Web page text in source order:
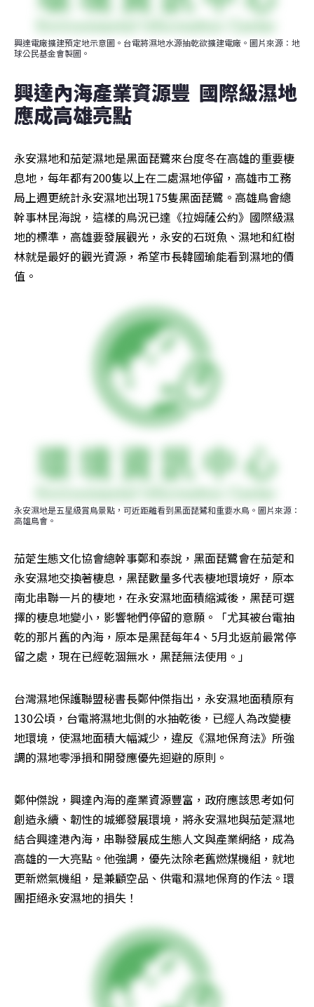
興達電廠擴建預定地示意圖。台電將濕地水源抽乾欲擴建電廠。圖片來源：地
球公民基金會製圖。
興達內海產業資源豐  國際級濕地
應成高雄亮點
永安濕地和茄萣濕地是黑面琵鷺來台度冬在高雄的重要棲
息地，每年都有200隻以上在二處濕地停留，高雄市工務
局上週更統計永安濕地出現175隻黑面琵鷺。高雄鳥會總
幹事林昆海說，這樣的鳥況已達《拉姆薩公約》國際級濕
地的標準，高雄要發展觀光，永安的石斑魚、濕地和紅樹
林就是最好的觀光資源，希望市長韓國瑜能看到濕地的價
值。
永安濕地是五星級賞鳥景點，可近距離看到黑面琵鷺和重要水鳥。圖片來源：
高雄鳥會。
茄萣生態文化協會總幹事鄭和泰說，黑面琵鷺會在茄萣和
永安濕地交換著棲息，黑琵數量多代表棲地環境好，原本
南北串聯一片的棲地，在永安濕地面積縮減後，黑琵可選
擇的棲息地變小，影響牠們停留的意願。「尤其被台電抽
乾的那片舊的內海，原本是黑琵每年4、5月北返前最常停
留之處，現在已經乾涸無水，黑琵無法使用。」
台灣濕地保護聯盟秘書長鄭仲傑指出，永安濕地面積原有
130公頃，台電將濕地北側的水抽乾後，已經人為改變棲
地環境，使濕地面積大幅減少，違反《濕地保育法》所強
調的濕地零淨損和開發應優先迴避的原則。
鄭仲傑說，興達內海的產業資源豐富，政府應該思考如何
創造永續、韌性的城鄉發展環境，將永安濕地與茄萣濕地
結合興達港內海，串聯發展成生態人文與產業網絡，成為
高雄的一大亮點。他強調，優先汰除老舊燃煤機組，就地
更新燃氣機組，是兼顧空品、供電和濕地保育的作法。環
團拒絕永安濕地的損失！